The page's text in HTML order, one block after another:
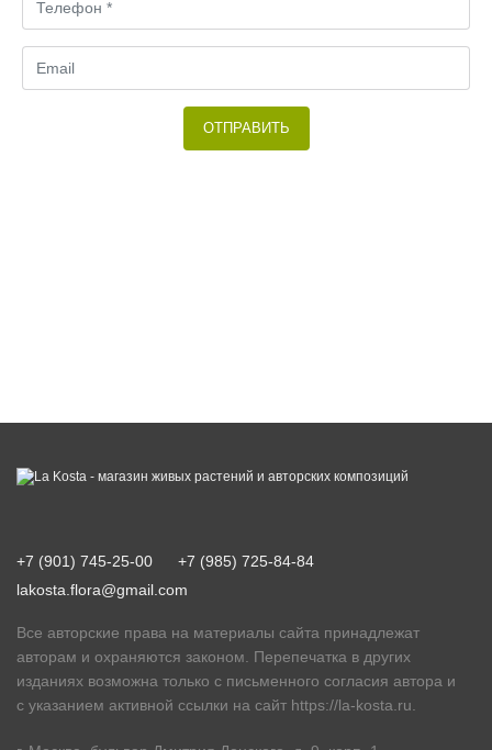
ОТПРАВИТЬ
+7 (901) 745-25-00
+7 (985) 725-84-84
lakosta.flora@gmail.com
Все авторские права на материалы сайта принадлежат
авторам и охраняются законом. Перепечатка в других
изданиях возможна только с письменного согласия автора и
с указанием активной ссылки на сайт https://la-kosta.ru